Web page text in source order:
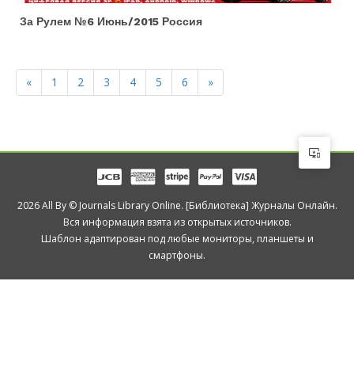
За Рулем №6 Июнь/2015 Россия
« 1 2 3 4 5 6 »
2026 All By © Journals Library Online. [Библиотека] Журналы Онлайн.
Вся информация взята из открытых источников.
Шаблон адаптирован под любые мониторы, планшеты и
смартфоны.